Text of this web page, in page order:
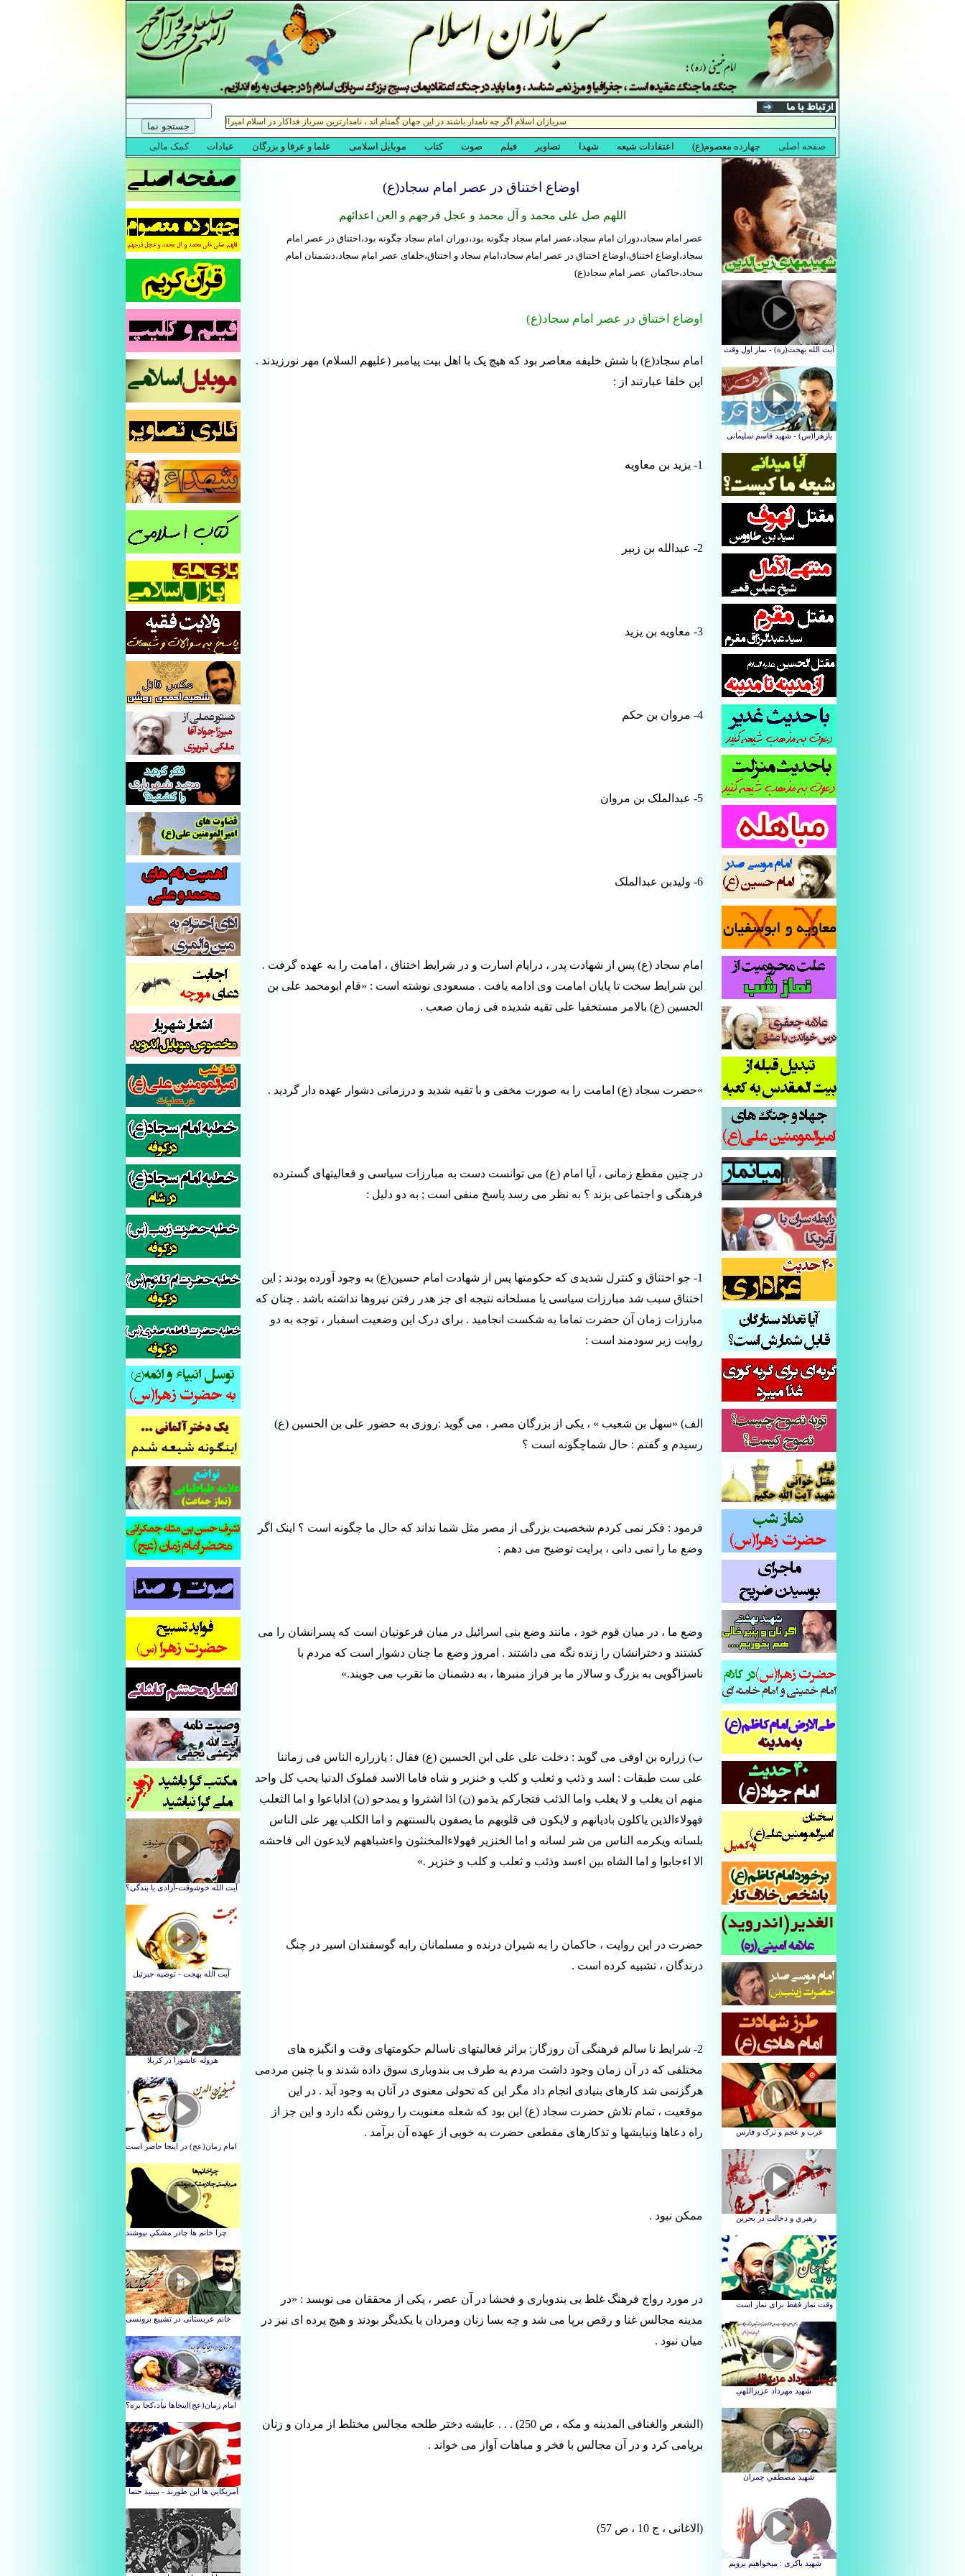
اوضاع اختناق در عصر امام سجاد(ع)
اللهم صل علی محمد و آل محمد و عجل فرجهم و العن اعدائهم
اوضاع اختناق در عصر امام سجاد(ع)
امام سجاد(ع) با شش خلیفه معاصر بود که هیچ یک با اهل بیت پیامبر (علیهم السلام) مهر نورزیدند .
این خلفا عبارتند از :
1- یزید بن معاویه
2- عبدالله بن زبیر
3- معاویه بن یزید
4- مروان بن حکم
5- عبدالملک بن مروان
6- ولیدبن عبدالملک
امام سجاد (ع) پس از شهادت پدر ، درایام اسارت و در شرایط اختناق ، امامت را به عهده گرفت .
این شرایط سخت تا پایان امامت وی ادامه یافت . مسعودی نوشته است : «قام ابومحمد علی بن
الحسین (ع) بالامر مستخفیا علی تقیه شدیده فی زمان صعب .
»حضرت سجاد (ع) امامت را به صورت مخفی و با تقیه شدید و درزمانی دشوار عهده دار گردید .
در چنین مقطع زمانی ، آیا امام (ع) می توانست دست به مبارزات سیاسی و فعالیتهای گسترده
فرهنگی و اجتماعی بزند ؟ به نظر می رسد پاسخ منفی است ; به دو دلیل :
1- جو اختناق و کنترل شدیدی که حکومتها پس از شهادت امام حسین(ع) به وجود آورده بودند ; این
اختناق سبب شد مبارزات سیاسی یا مسلحانه نتیجه ای جز هدر رفتن نیروها نداشته باشد . چنان که
مبارزات زمان آن حضرت تماما به شکست انجامید . برای درک این وضعیت اسفبار ، توجه به دو
روایت زیر سودمند است :
الف) «سهل بن شعیب » ، یکی از بزرگان مصر ، می گوید :روزی به حضور علی بن الحسین (ع)
رسیدم و گفتم : حال شماچگونه است ؟
فرمود : فکر نمی کردم شخصیت بزرگی از مصر مثل شما نداند که حال ما چگونه است ؟ اینک اگر
وضع ما را نمی دانی ، برایت توضیح می دهم :
وضع ما ، در میان قوم خود ، مانند وضع بنی اسرائیل در میان فرعونیان است که پسرانشان را می
کشتند و دخترانشان را زنده نگه می داشتند . امروز وضع ما چنان دشوار است که مردم با
ناسزاگویی به بزرگ و سالار ما بر فراز منبرها ، به دشمنان ما تقرب می جویند.»
ب) زراره بن اوفی می گوید : دخلت علی علی ابن الحسین (ع) فقال : یازراره الناس فی زماننا
علی ست طبقات : اسد و ذئب و ثعلب و کلب و خنزیر و شاه فاما الاسد فملوک الدنیا یحب کل واحد
منهم ان یغلب و لا یغلب واما الذئب فتجارکم یذمو (ن) اذا اشتروا و یمدحو (ن) اذاباعوا و اما الثعلب
فهولاءالذین یاکلون بادیانهم و لایکون فی قلوبهم ما یصفون بالسنتهم و اما الکلب یهر علی الناس
بلسانه ویکرمه الناس من شر لسانه و اما الخنزیر فهولاءالمخنثون واءشباههم لایدعون الی فاحشه
الا اءجابوا و اما الشاه بین اءسد وذئب و ثعلب و کلب و خنزیر .»
حضرت در این روایت ، حاکمان را به شیران درنده و مسلمانان رابه گوسفندان اسیر در چنگ
درندگان ، تشبیه کرده است .
2- شرایط نا سالم فرهنگی آن روزگار; براثر فعالیتهای ناسالم حکومتهای وقت و انگیزه های
مختلفی که در آن زمان وجود داشت مردم به طرف بی بندوباری سوق داده شدند و با چنین مردمی
هرگزنمی شد کارهای بنیادی انجام داد مگر این که تحولی معنوی در آنان به وجود آید . در این
موقعیت ، تمام تلاش حضرت سجاد (ع) این بود که شعله معنویت را روشن نگه دارد و این جز از
راه دعاها ونیایشها و تذکارهای مقطعی حضرت به خوبی از عهده آن برآمد .
ممکن نبود .
در مورد رواج فرهنگ غلط بی بندوباری و فحشا در آن عصر ، یکی از محققان می نویسد : «در
مدینه مجالس غنا و رقص برپا می شد و چه بسا زنان ومردان با یکدیگر بودند و هیچ پرده ای نیز در
میان نبود .
(الشعر والغنافی المدینه و مکه ، ص 250) . . . عایشه دختر طلحه مجالس مختلط از مردان و زنان
برپامی کرد و در آن مجالس با فخر و مباهات آواز می خواند .
(الاغانی ، ج 10 ، ص 57)
عصر امام سجاد،دوران امام سجاد،عصر امام سجاد چگونه بود،دوران امام سجاد چگونه بود،اختناق در عصر امام
سجاد،اوضاع اختناق،اوضاع اختناق در عصر امام سجاد،امام سجاد و اختناق،خلفای عصر امام سجاد،دشمنان امام
سجاد،حاکمان عصر امام سجاد(ع)